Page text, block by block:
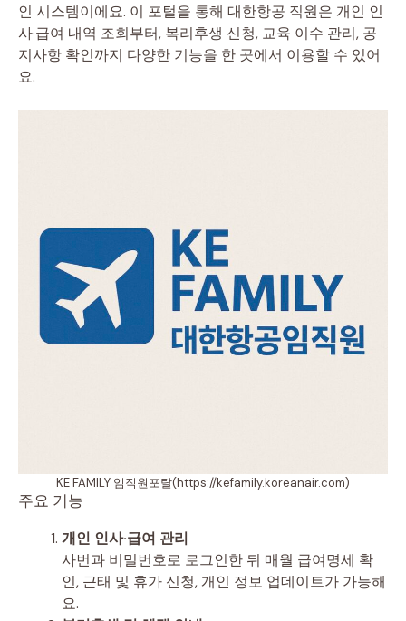
인 시스템이에요. 이 포털을 통해 대한항공 직원은 개인 인
사·급여 내역 조회부터, 복리후생 신청, 교육 이수 관리, 공
지사항 확인까지 다양한 기능을 한 곳에서 이용할 수 있어
요.
KE FAMILY 임직원포탈(https://kefamily.koreanair.com)
주요 기능
개인 인사·급여 관리
사번과 비밀번호로 로그인한 뒤 매월 급여명세 확
인, 근태 및 휴가 신청, 개인 정보 업데이트가 가능해
요.